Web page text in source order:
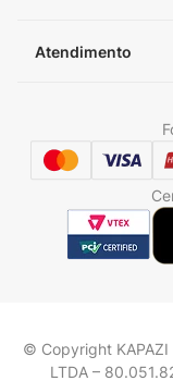
Atendimento
© Copyright KAPAZI
LTDA –